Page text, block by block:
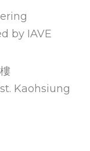
by IAVE
Kaohsiung